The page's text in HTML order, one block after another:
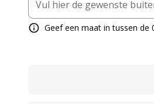
Geef een maat in tussen de